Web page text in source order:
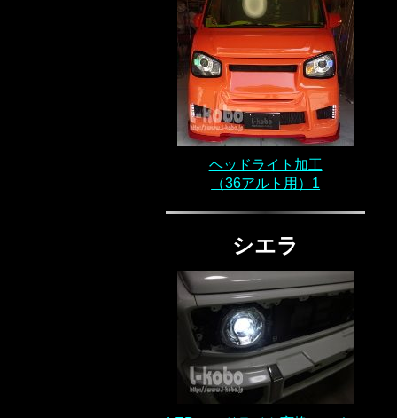
ヘッドライト加工
（36アルト用）1
シエラ